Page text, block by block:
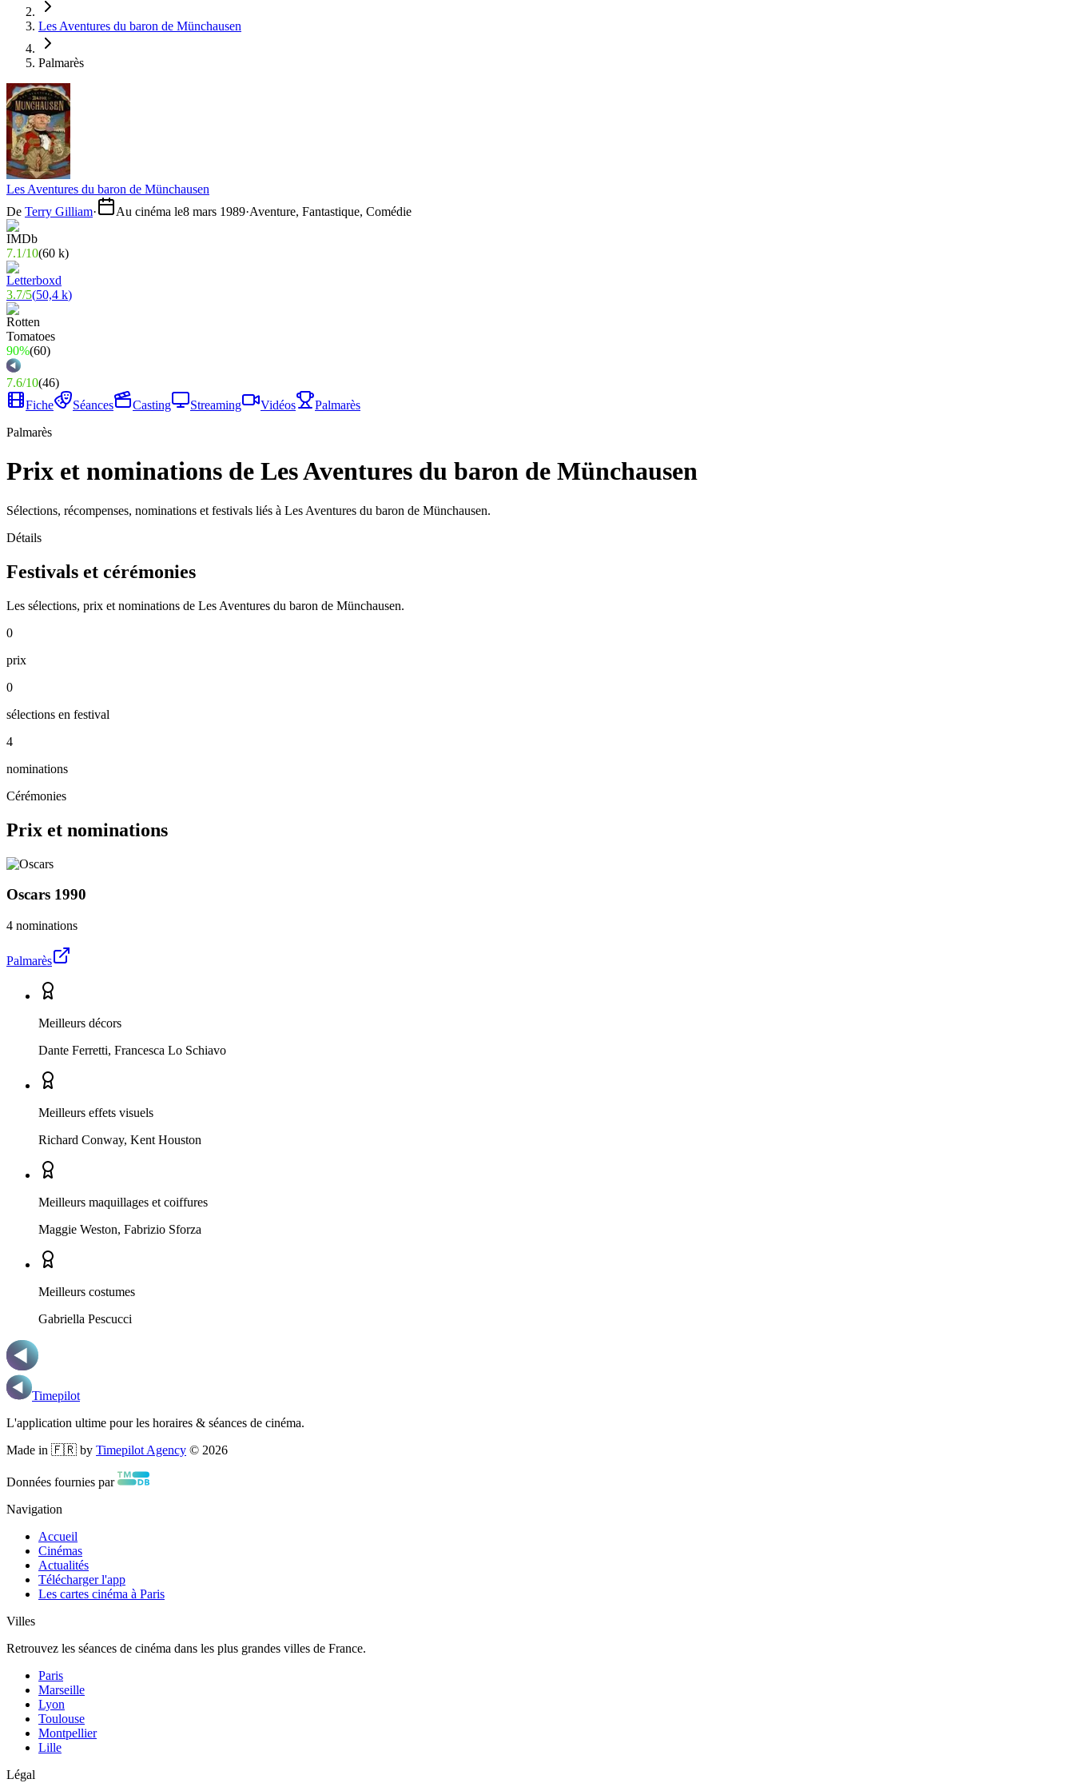
Les Aventures du baron de Münchausen
Palmarès
Les Aventures du baron de Münchausen
De Terry Gilliam· Au cinéma le8 mars 1989·Aventure, Fantastique, Comédie
7.1/10(60 k)
3.7/5(50,4 k)
90%(60)
7.6/10(46)
Fiche
Séances Casting Streaming Vidéos
Palmarès
Palmarès
Prix et nominations de Les Aventures du baron de Münchausen
Sélections, récompenses, nominations et festivals liés à Les Aventures du baron de Münchausen.
Détails
Festivals et cérémonies
Les sélections, prix et nominations de Les Aventures du baron de Münchausen.
0
prix
0
sélections en festival
4
nominations
Cérémonies
Prix et nominations
Oscars 1990
4 nominations
Palmarès
Meilleurs décors
Dante Ferretti, Francesca Lo Schiavo
Meilleurs effets visuels
Richard Conway, Kent Houston
Meilleurs maquillages et coiffures
Maggie Weston, Fabrizio Sforza
Meilleurs costumes
Gabriella Pescucci
Timepilot
L'application ultime pour les horaires & séances de cinéma.
Made in 🇫🇷 by Timepilot Agency © 2026
Données fournies par
Navigation
Accueil
Cinémas
Actualités
Télécharger l'app
Les cartes cinéma à Paris
Villes
Retrouvez les séances de cinéma dans les plus grandes villes de France.
Paris
Marseille
Lyon
Toulouse
Montpellier
Lille
Légal